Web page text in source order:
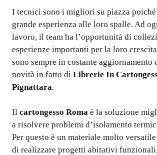
I tecnici sono i migliori su piazza poiché
grande esperienza alle loro spalle. Ad
lavoro, il team ha l’opportunità di
esperienze importanti per la loro
sono sempre in costante aggiornamento
novità in fatto di Librerie In
Pignattara.
Il cartongesso Roma è la soluzione
a risolvere problemi d’isolamento
Per questo è un materiale molto
di realizzare progetti abitativi